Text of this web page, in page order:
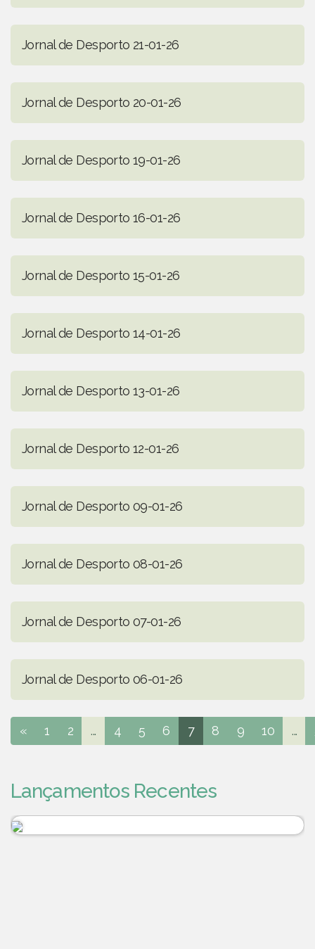
Jornal de Desporto 21-01-26
Jornal de Desporto 20-01-26
Jornal de Desporto 19-01-26
Jornal de Desporto 16-01-26
Jornal de Desporto 15-01-26
Jornal de Desporto 14-01-26
Jornal de Desporto 13-01-26
Jornal de Desporto 12-01-26
Jornal de Desporto 09-01-26
Jornal de Desporto 08-01-26
Jornal de Desporto 07-01-26
Jornal de Desporto 06-01-26
« 1 2 ... 4 5 6 7 8 9 10 ...
Lançamentos Recentes